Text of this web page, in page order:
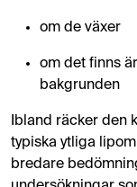
om de växer
om det finns
bakgrunden
Ibland räcker den
typiska ytliga
bredare